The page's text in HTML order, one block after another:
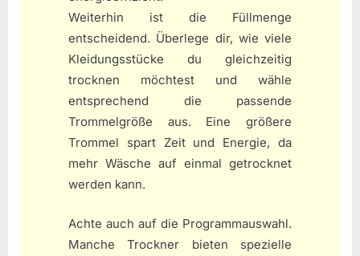
Weiterhin ist die Füllmenge
entscheidend. Überlege dir, wie viele
Kleidungsstücke du gleichzeitig
trocknen möchtest und wähle
entsprechend die passende
Trommelgröße aus. Eine größere
Trommel spart Zeit und Energie, da
mehr Wäsche auf einmal getrocknet
werden kann.
Achte auch auf die Programmauswahl.
Manche Trockner bieten spezielle